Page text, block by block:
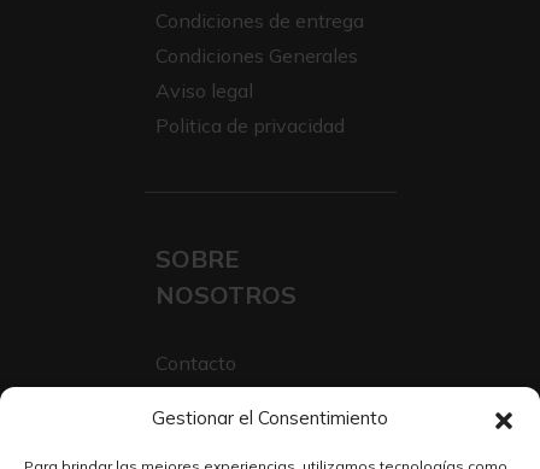
Gestionar el Consentimiento
Condiciones de entrega
Condiciones Generales
Aviso legal
Politica de privacidad
SOBRE
NOSOTROS
Contacto